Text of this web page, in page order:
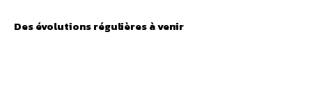
Des évolutions régulières à venir